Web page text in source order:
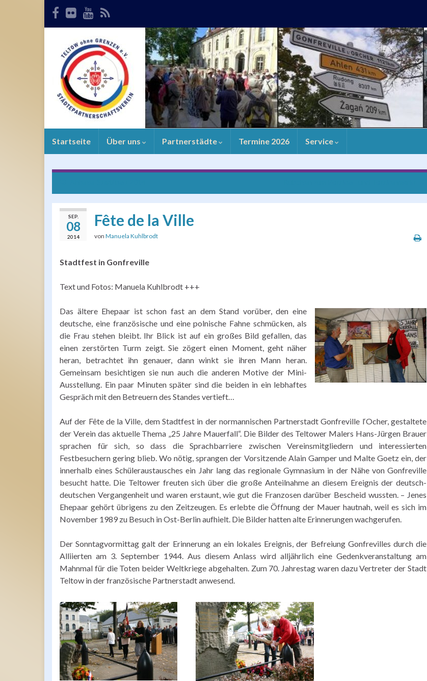
Startseite Über uns Partnerstädte Termine 2026 Service
SEP.
08
2014
Fête de la Ville
von Manuela Kuhlbrodt
Stadtfest in Gonfreville
Text und Fotos: Manuela Kuhlbrodt +++
Das ältere Ehepaar ist schon fast an dem Stand vorüber, den eine
deutsche, eine französische und eine polnische Fahne schmücken, als
die Frau stehen bleibt. Ihr Blick ist auf ein großes Bild gefallen, das
einen zerstörten Turm zeigt. Sie zögert einen Moment, geht näher
heran, betrachtet ihn genauer, dann winkt sie ihren Mann heran.
Gemeinsam besichtigen sie nun auch die anderen Motive der Mini-
Ausstellung. Ein paar Minuten später sind die beiden in ein lebhaftes
Gespräch mit den Betreuern des Standes vertieft…
Auf der Fête de la Ville, dem Stadtfest in der normannischen Partnerstadt Gonfreville l‘Ocher, gestaltete
der Verein das aktuelle Thema „25 Jahre Mauerfall“. Die Bilder des Teltower Malers Hans-Jürgen Brauer
sprachen für sich, so dass die Sprachbarriere zwischen Vereinsmitgliedern und interessierten
Festbesuchern gering blieb. Wo nötig, sprangen der Vorsitzende Alain Gamper und Malte Goetz ein, der
innerhalb eines Schüleraustausches ein Jahr lang das regionale Gymnasium in der Nähe von Gonfreville
besucht hatte. Die Teltower freuten sich über die große Anteilnahme an diesem Ereignis der deutsch-
deutschen Vergangenheit und waren erstaunt, wie gut die Franzosen darüber Bescheid wussten. – Jenes
Ehepaar gehört übrigens zu den Zeitzeugen. Es erlebte die Öffnung der Mauer hautnah, weil es sich im
November 1989 zu Besuch in Ost-Berlin aufhielt. Die Bilder hatten alte Erinnerungen wachgerufen.
Der Sonntagvormittag galt der Erinnerung an ein lokales Ereignis, der Befreiung Gonfrevilles durch die
Alliierten am 3. September 1944. Aus diesem Anlass wird alljährlich eine Gedenkveranstaltung am
Mahnmal für die Toten beider Weltkriege abgehalten. Zum 70. Jahrestag waren dazu Vertreter der Stadt
Teltow in der französische Partnerstadt anwesend.